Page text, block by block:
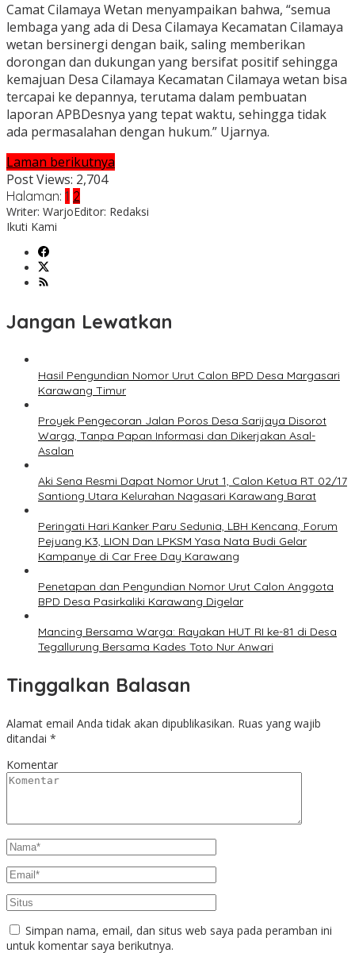
Camat Cilamaya Wetan menyampaikan bahwa, “semua
lembaga yang ada di Desa Cilamaya Kecamatan Cilamaya
wetan bersinergi dengan baik, saling memberikan
dorongan dan dukungan yang bersifat positif sehingga
kemajuan Desa Cilamaya Kecamatan Cilamaya wetan bisa
tercapai ke depannya, terutama dalam pembuatan
laporan APBDesnya yang tepat waktu, sehingga tidak
ada permasalahan dengan hukum.” Ujarnya.
Laman berikutnya
Post Views: 2,704
Halaman: 1 2
Writer: WarjoEditor: Redaksi
Ikuti Kami
Jangan Lewatkan
Hasil Pengundian Nomor Urut Calon BPD Desa Margasari
Karawang Timur
Proyek Pengecoran Jalan Poros Desa Sarijaya Disorot
Warga, Tanpa Papan Informasi dan Dikerjakan Asal-
Asalan
Aki Sena Resmi Dapat Nomor Urut 1, Calon Ketua RT 02/17
Santiong Utara Kelurahan Nagasari Karawang Barat
Peringati Hari Kanker Paru Sedunia, LBH Kencana, Forum
Pejuang K3, LION Dan LPKSM Yasa Nata Budi Gelar
Kampanye di Car Free Day Karawang
Penetapan dan Pengundian Nomor Urut Calon Anggota
BPD Desa Pasirkaliki Karawang Digelar
Mancing Bersama Warga: Rayakan HUT RI ke-81 di Desa
Tegallurung Bersama Kades Toto Nur Anwari
Tinggalkan Balasan
Alamat email Anda tidak akan dipublikasikan. Ruas yang wajib
ditandai *
Komentar
Simpan nama, email, dan situs web saya pada peramban ini
untuk komentar saya berikutnya.